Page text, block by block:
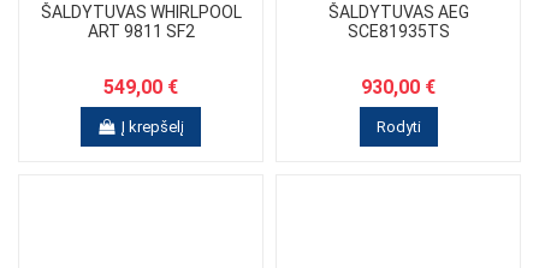
ŠALDYTUVAS WHIRLPOOL
ART 9811 SF2
549,00 €
Į krepšelį
ŠALDYTUVAS AEG
SCE81935TS
930,00 €
Rodyti